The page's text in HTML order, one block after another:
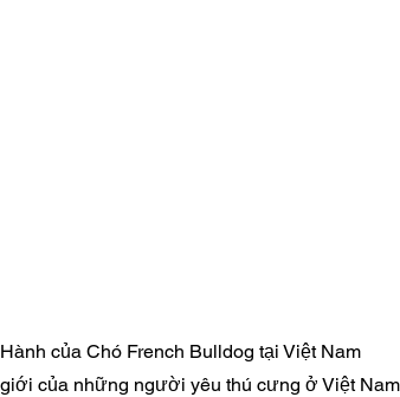
của Chó French Bulldog tại Việt Nam
của những người yêu thú cưng ở Việt